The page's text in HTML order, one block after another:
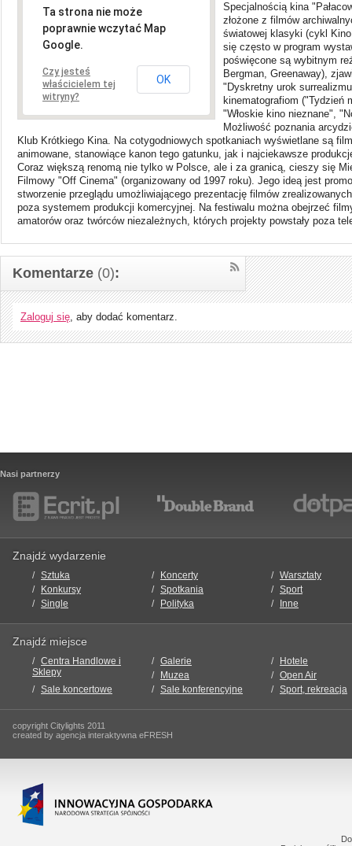
Ta strona nie może
poprawnie wczytać Map
Google.
Czy jesteś
właścicielem tej
witryny?
OK
Specjalnością kina
złożone z filmów
światowej klasyki (cykl
się często w program
poświęcone są wybitnym
Bergman, Greenaway),
"Dyskretny urok
kinematografiom ("Tydzień
"Włoskie kino nieznane",
Możliwość poznania
Klub Krótkiego Kina. Na cotygodniowych spotkaniach wyświetlane są
animowane, stanowiące kanon tego gatunku, jak i najciekawsze
Coraz większą renomą nie tylko w Polsce, ale i za granicą, cieszy się
Filmowy "Off Cinema" (organizowany od 1997 roku). Jego ideą jest
stworzenie przeglądu umożliwiającego prezentację filmów
poza systemem produkcji komercyjnej. Na festiwalu można obejrzeć
amatorów oraz twórców niezależnych, których projekty powstały poza
Komentarze (0):
Zaloguj się, aby dodać komentarz.
Nasi partnerzy
Znajdź wydarzenie
Sztuka Koncerty
Warsztaty
Konkursy
Spotkania
Sport
Single
Polityka Inne
Znajdź miejsce
Centra Handlowe i
Sklepy
Galerie
Hotele
Muzea
Open Air
Sale koncertowe
Sale konferencyjne Sport, rekreacja
copyright Citylights 2011
created by agencja interaktywna eFRESH